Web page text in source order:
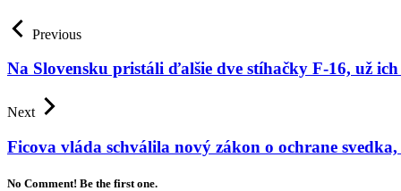
Previous
Na Slovensku pristáli ďalšie dve stíhačky F-16, už
Next
Ficova vláda schválila nový zákon o ochrane
No Comment! Be the first one.